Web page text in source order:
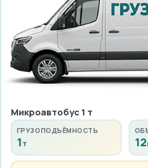
Микроавтобус 1 т
ГРУЗОПОДЪЁМНОСТЬ
1т 12